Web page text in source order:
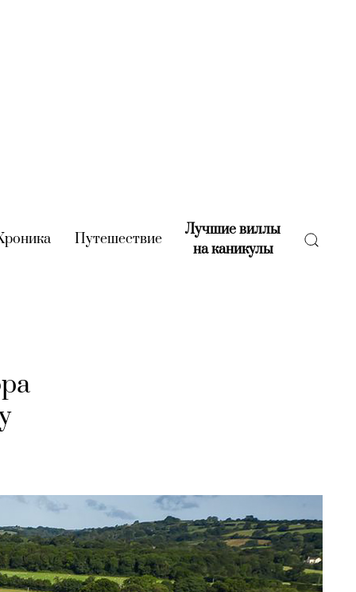
(current)
Путешествие(current)
Лучшие виллы
на каникулы(current)